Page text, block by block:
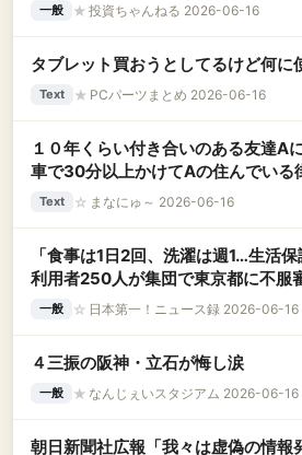
一般 ★ 投資ちゃんねる 2026-06-16
タブレット買おうとしてるけど何に
Text ★ PCパーツまとめ 2026-06-16
１０年くらい付き合いのある友達A
車で30分以上かけてAの住んでいる
ケに行きしばらく歌っていると、私
Text ☆ まなにゅ～ 2026-06-16
「食事は1日2回、洗濯は週1…生活保
利用者250人が集団で東京都に不服
一般 ☆ 日本第一！ニュース録 2026-06-16
４三振の阪神・立石が悔し涙
一般 ★ なんじぇいスタジアム 2026-06-16
朝日新聞社広報「我々は虚偽の情報